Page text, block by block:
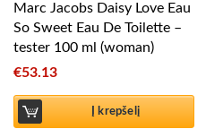
Marc Jacobs Daisy Love Eau
So Sweet Eau De Toilette –
tester 100 ml (woman)
€53.13
Į krepšelį